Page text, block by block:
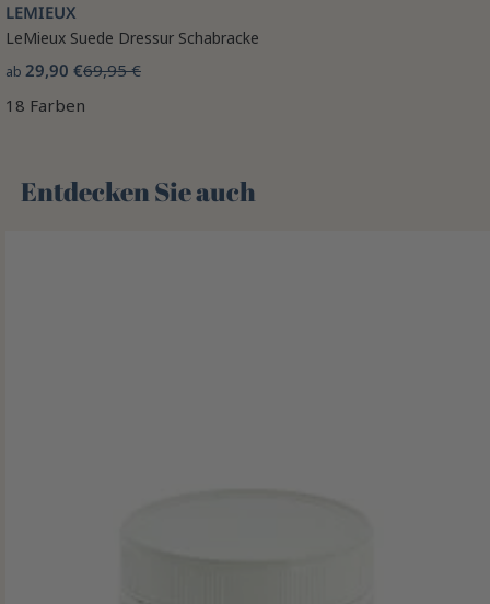
LEMIEUX
LeMieux Suede Dressur Schabracke
ab 29,90 €69,95 €
18 Farben
Entdecken Sie auch 🌻